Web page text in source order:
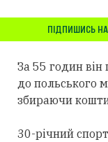
ПІДПИШИСЬ
За 55 годин він
до польського
збираючи
30-річний